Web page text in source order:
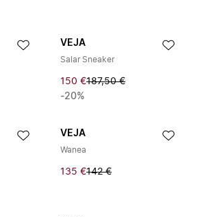
VEJA
Salar Sneaker
150 €187,50 €
-20%
VEJA
Wanea
135 €142 €